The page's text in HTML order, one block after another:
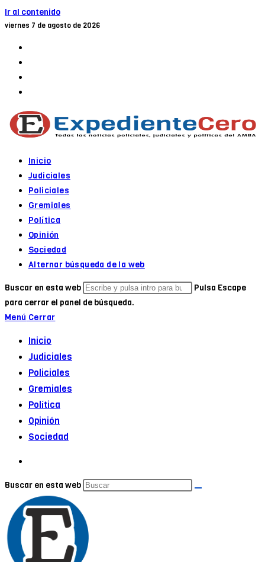
Ir al contenido
viernes 7 de agosto de 2026
Inicio
Judiciales
Policiales
Gremiales
Política
Opinión
Sociedad
Alternar búsqueda de la web
Buscar en esta web
Pulsa Escape
para cerrar el panel de búsqueda.
Menú Cerrar
Inicio
Judiciales
Policiales
Gremiales
Política
Opinión
Sociedad
Buscar en esta web